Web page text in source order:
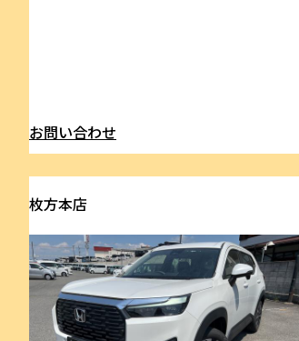
お問い合わせ
枚方本店